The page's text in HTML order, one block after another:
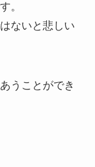
。
ないと悲しい
うことができ